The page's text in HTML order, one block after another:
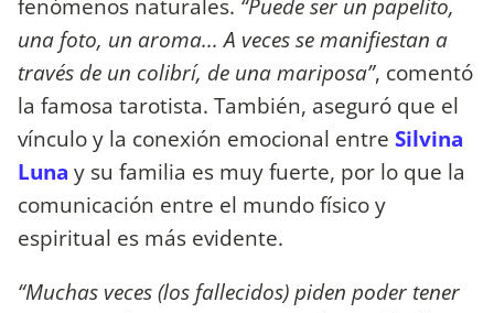
fenómenos naturales. “Puede ser un papelito,
una foto, un aroma... A veces se manifiestan a
través de un colibrí, de una mariposa”, comentó
la famosa tarotista. También, aseguró que el
vínculo y la conexión emocional entre Silvina
Luna y su familia es muy fuerte, por lo que la
comunicación entre el mundo físico y
espiritual es más evidente.
“Muchas veces (los fallecidos) piden poder tener